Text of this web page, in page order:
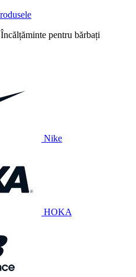
Încălțăminte pentru bărbați
Nike
HOKA